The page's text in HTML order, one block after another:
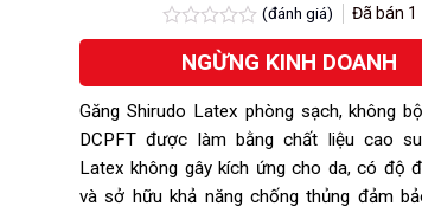
Được
xếp
5
sao
(đánh giá) Đã bán 1
NGỪNG KINH DOANH
Găng Shirudo Latex phòng sạch, không
DCPFT được làm bằng chất liệu cao
Latex không gây kích ứng cho da, có độ
và sở hữu khả năng chống thủng đảm